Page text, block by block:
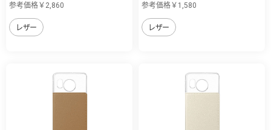
参考価格￥2,860
レザー
参考価格￥1,580
レザー